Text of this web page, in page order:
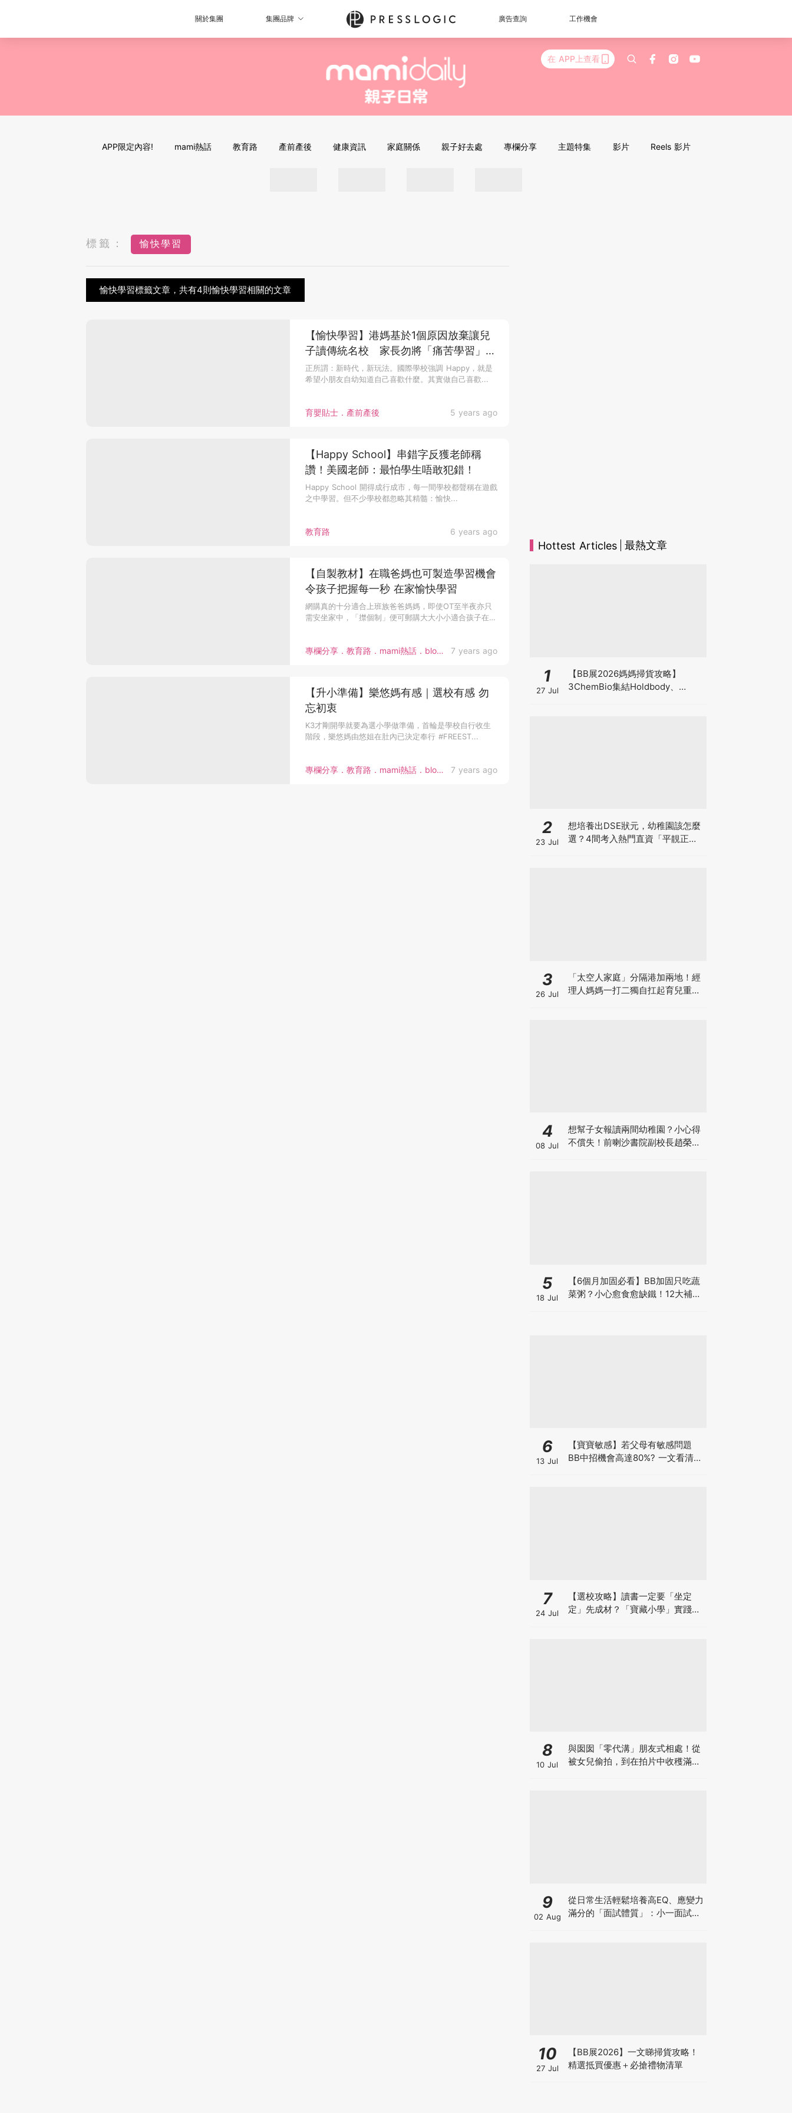
關於集團 集團品牌 廣告查詢 工作機會
在 APP上查看
APP限定內容! mami熱話 教育路 產前產後 健康資訊 家庭關係 親子好去處 專欄分享 主題特集 影片 Reels 影片
標籤： 愉快學習
愉快學習標籤文章，共有4則愉快學習相關的文章
育嬰貼士．產前產後 5 years ago
【愉快學習】港媽基於1個原因放棄讓兒
子讀傳統名校 家長勿將「痛苦學習」合
理化
正所謂：新時代，新玩法。國際學校強調 Happy，就是
希望小朋友自幼知道自己喜歡什麼。其實做自己喜歡...
教育路 6 years ago
【Happy School】串錯字反獲老師稱
讚！美國老師：最怕學生唔敢犯錯！
Happy School 開得成行成市，每一間學校都聲稱在遊戲
之中學習。但不少學校都忽略其精髓：愉快...
專欄分享．教育路．mami熱話．bloggers 7 years ago
【自製教材】在職爸媽也可製造學習機會
令孩子把握每一秒 在家愉快學習
網購真的十分適合上班族爸爸媽媽，即使OT至半夜亦只
需安坐家中，「㩒個制」便可郵購大大小小適合孩子在
專欄分享．教育路．mami熱話．bloggers．小一入學 7 years ago
【升小準備】樂悠媽有感｜選校有感 勿
忘初衷
K3才剛開學就要為選小學做準備，首輪是學校自行收生
階段，樂悠媽由悠姐在肚內已決定奉行 #FREEST...
Hottest Articles 最熱文章
1
27 Jul
【BB展2026媽媽掃貨攻略】
3ChemBio集結Holdbody、
2
23 Jul
想培養出DSE狀元，幼稚園該怎麼
選？4間考入熱門直資「平靚正」
3
26 Jul
「太空人家庭」分隔港加兩地！經
理人媽媽一打二獨自扛起育兒重
4
08 Jul
想幫子女報讀兩間幼稚園？小心得
不償失！前喇沙書院副校長趙榮
5
18 Jul
【6個月加固必看】BB加固只吃蔬
菜粥？小心愈食愈缺鐵！12大補鐵
6
13 Jul
【寶寶敏感】若父母有敏感問題
BB中招機會高達80%? 一文看清預
7
24 Jul
【選校攻略】讀書一定要「坐定
定」先成材？「寶藏小學」實踐動
8
10 Jul
與囡囡「零代溝」朋友式相處！從
被女兒偷拍，到在拍片中收穫滿足
9
02 Aug
從日常生活輕鬆培養高EQ、應變力
滿分的「面試體質」：小一面試最
10
27 Jul
【BB展2026】一文睇掃貨攻略！
精選抵買優惠＋必搶禮物清單